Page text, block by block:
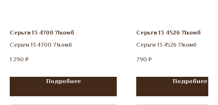
Серьги 13 4700 71комб
Серьги 13 4700 71комб
1 290 ₽
Подробнее
Серьги 13 4526 71комб
Серьги 13 4526 71комб
790 ₽
Подробнее